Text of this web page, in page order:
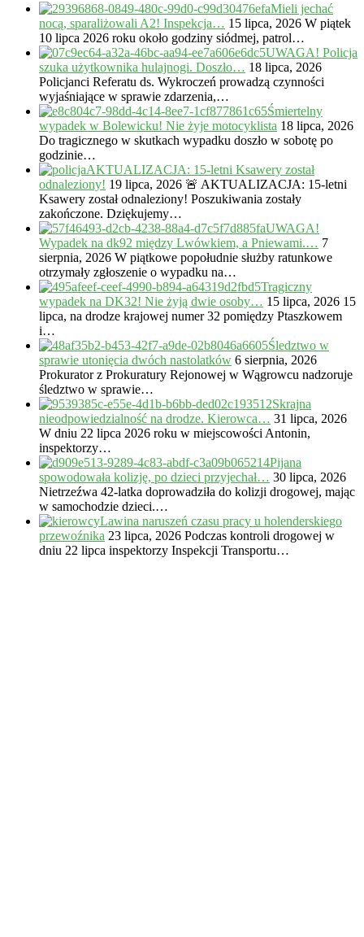
Mieli jechać
nocą, sparaliżowali A2! Inspekcja… 15 lipca, 2026 W piątek
10 lipca 2026 roku około godziny siódmej, patrol…
UWAGA! Policja
szuka użytkownika hulajnogi. Doszło… 18 lipca, 2026
Policjanci Referatu ds. Wykroczeń prowadzą czynności
wyjaśniające w sprawie zdarzenia,…
Śmiertelny
wypadek w Bolewicku! Nie żyje motocyklista 18 lipca, 2026
Do tragicznego w skutkach wypadku doszło w sobotę po
godzinie…
AKTUALIZACJA: 15-letni Ksawery został
odnaleziony! 19 lipca, 2026 🚨 AKTUALIZACJA: 15-letni
Ksawery został odnaleziony! Poszukiwania zostały
zakończone. Dziękujemy…
UWAGA!
Wypadek na dk92 między Lwówkiem, a Pniewami.… 7
sierpnia, 2026 W piątkowe popołudnie służby ratunkowe
otrzymały zgłoszenie o wypadku na…
Tragiczny
wypadek na DK32! Nie żyją dwie osoby… 15 lipca, 2026 15
lipca, na drodze krajowej numer 32 pomiędzy Ptaszkowem
i…
Śledztwo w
sprawie utonięcia dwóch nastolatków 6 sierpnia, 2026
Prokurator z Prokuratury Rejonowej w Wągrowcu nadzoruje
śledztwo w sprawie…
Skrajna
nieodpowiedzialność na drodze. Kierowca… 31 lipca, 2026
W dniu 22 lipca 2026 roku w miejscowości Antonin,
inspektorzy…
Pijana
spowodowała kolizję, po dzieci przyjechał… 30 lipca, 2026
Nietrzeźwa 42-latka doprowadziła do kolizji drogowej, mając
w samochodzie dzieci.…
Lawina naruszeń czasu pracy u holenderskiego
przewoźnika 23 lipca, 2026 Podczas kontroli drogowej w
dniu 22 lipca inspektorzy Inspekcji Transportu…